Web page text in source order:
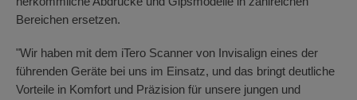
Bereichen ersetzen.
"Wir haben mit dem iTero Scanner von Invisalign eines der
führenden Geräte bei uns im Einsatz, und das bringt deutliche
Vorteile in Komfort und Präzision für unsere jungen und